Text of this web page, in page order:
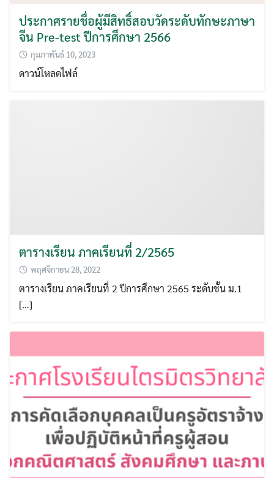
ประกาศรายชื่อผู้มีสิทธิ์สอบวัดระดับทักษะภาษา
จีน Pre-test ปีการศึกษา 2566
กุมภาพันธ์ 10, 2023
ดาวน์โหลดไฟล์
ตารางเรียน ภาคเรียนที่ 2/2565
พฤศจิกายน 28, 2022
ตารางเรียน ภาคเรียนที่ 2 ปีการศึกษา 2565 ระดับชั้น ม.1
[…]